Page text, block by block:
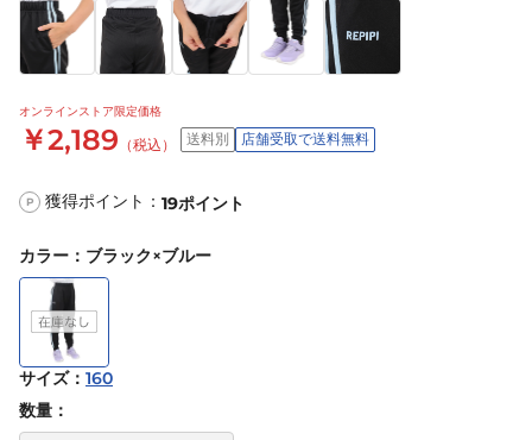
オンラインストア限定価格
￥2,189 （税込） 送料別 店舗受取で送料無料
P 獲得ポイント： 19ポイント
カラー ： ブラック×ブルー
サイズ： 160
数量：